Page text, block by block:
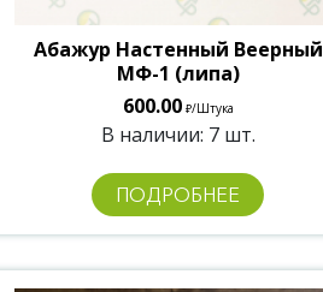
Абажур Настенный Веерный
МФ-1 (липа)
600.00 ₽/Штука
В наличии: 7 шт.
ПОДРОБНЕЕ